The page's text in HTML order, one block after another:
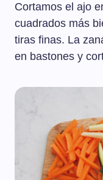
Cortamos el ajo
cuadrados más
tiras finas. La
en bastones y